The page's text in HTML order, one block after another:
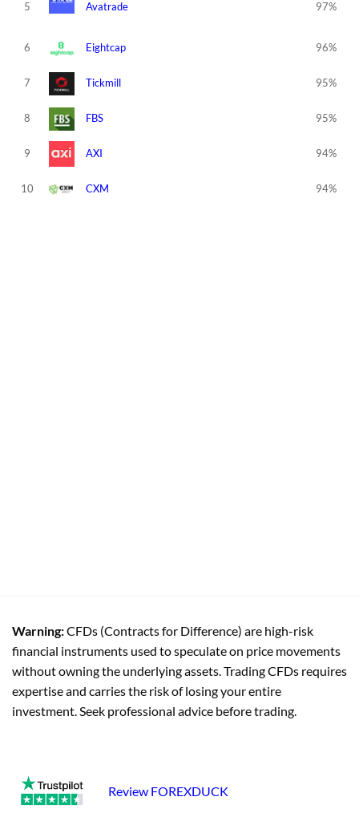
5 Avatrade 97%
6 Eightcap 96%
7 Tickmill 95%
8 FBS 95%
9 AXI 94%
10 CXM 94%
Warning:CFDs (Contracts for Difference) are high-risk
financial instruments used to speculate on price movements
without owning the underlying assets. Trading CFDs requires
expertise and carries the risk of losing your entire
investment. Seek professional advice before trading.
Review FOREXDUCK